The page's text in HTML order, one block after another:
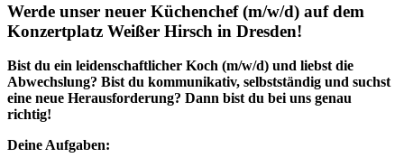
Werde unser neuer Küchenchef (m/w/d) auf dem
Konzertplatz Weißer Hirsch in Dresden!
Bist du ein leidenschaftlicher Koch (m/w/d) und liebst die
Abwechslung? Bist du kommunikativ, selbstständig und suchst
eine neue Herausforderung? Dann bist du bei uns genau
richtig!
Deine Aufgaben: